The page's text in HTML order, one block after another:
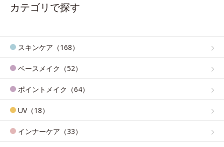
カテゴリで探す
スキンケア（168）
ベースメイク（52）
ポイントメイク（64）
UV（18）
インナーケア（33）